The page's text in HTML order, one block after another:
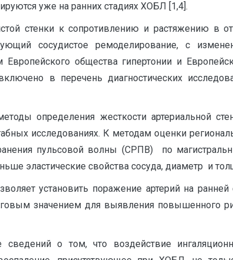
уже на ранних стадиях ХОБЛ [1,4].
стенки к сопротивлению и растяжению
сосудистое ремоделирование, с
Европейского общества гипертонии и
в перечень диагностических
определения жесткости артериальной
исследованиях. К методам оценки
пульсовой волны (СРПВ) по
эластические свойства сосуда, диаметр и
установить поражение артерий на
значением для выявления повышенного
о том, что воздействие